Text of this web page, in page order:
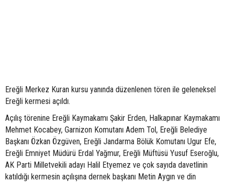
Ereğli Merkez Kuran kursu yanında düzenlenen tören ile geleneksel
Ereğli kermesi açıldı.
Açılış törenine Ereğli Kaymakamı Şakir Erden, Halkapınar Kaymakamı
Mehmet Kocabey, Garnizon Komutanı Adem Tol, Ereğli Belediye
Başkanı Özkan Özgüven, Ereğli Jandarma Bölük Komutanı Ugur Efe,
Ereğli Emniyet Müdürü Erdal Yağmur, Ereğli Müftüsü Yusuf Eseroğlu,
AK Parti Milletvekili adayı Halil Etyemez ve çok sayıda davetlinin
katıldığı kermesin açılışına dernek başkanı Metin Aygın ve din